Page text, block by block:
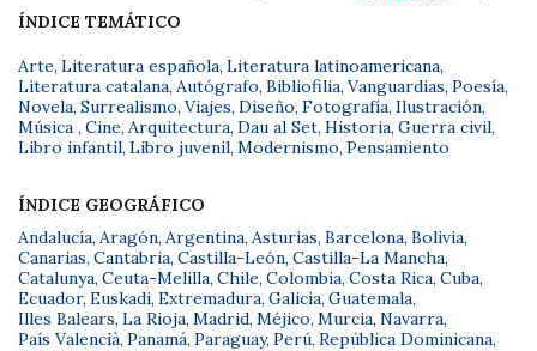
ÍNDICE TEMÁTICO
Arte, Literatura española, Literatura latinoamericana,
Literatura catalana, Autógrafo, Bibliofilia, Vanguardias, Poesía,
Novela, Surrealismo, Viajes, Diseño, Fotografía, Ilustración,
Música , Cine, Arquitectura, Dau al Set, Historia, Guerra civil,
Libro infantil, Libro juvenil, Modernismo, Pensamiento
ÍNDICE GEOGRÁFICO
Andalucía, Aragón, Argentina, Asturias, Barcelona, Bolivia,
Canarias, Cantabria, Castilla-León, Castilla-La Mancha,
Catalunya, Ceuta-Melilla, Chile, Colombia, Costa Rica, Cuba,
Ecuador, Euskadi, Extremadura, Galicia, Guatemala,
Illes Balears, La Rioja, Madrid, Méjico, Murcia, Navarra,
País Valencià, Panamá, Paraguay, Perú, República Dominicana,